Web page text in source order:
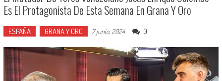
Es El Protagonista De Esta Semana En Grana Y Oro
ESPAÑA GRANA Y ORO 7 junio, 2024 0